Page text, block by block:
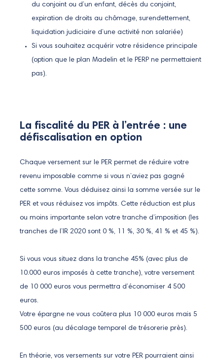
du conjoint ou d’un enfant, décès du conjoint,
expiration de droits au chômage, surendettement,
liquidation judiciaire d’une activité non salariée)
Si vous souhaitez acquérir votre résidence principale
(option que le plan Madelin et le PERP ne permettaient
pas).
La fiscalité du PER à l’entrée : une
défiscalisation en option
Chaque versement sur le PER permet de réduire votre
revenu imposable comme si vous n’aviez pas gagné
cette somme. Vous déduisez ainsi la somme versée sur le
PER et vous réduisez vos impôts. Cette réduction est plus
ou moins importante selon votre tranche d’imposition (les
tranches de l’IR 2020 sont 0 %, 11 %, 30 %, 41 % et 45 %).
Si vous vous situez dans la tranche 45% (avec plus de
10.000 euros imposés à cette tranche), votre versement
de 10 000 euros vous permettra d’économiser 4 500
euros.
Votre épargne ne vous coûtera plus 10 000 euros mais 5
500 euros (au décalage temporel de trésorerie près).
En théorie, vos versements sur votre PER pourraient ainsi